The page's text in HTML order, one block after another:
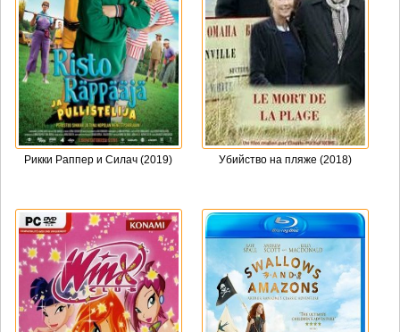
Рикки Раппер и Силач (2019) Убийство на пляже (2018)